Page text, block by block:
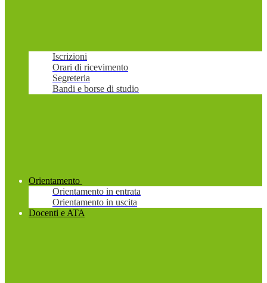
Iscrizioni
Orari di ricevimento
Segreteria
Bandi e borse di studio
Orientamento
Orientamento in entrata
Orientamento in uscita
Docenti e ATA